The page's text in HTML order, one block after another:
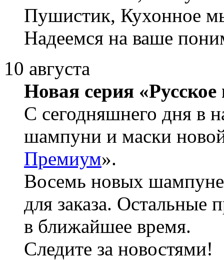
Пушистик, Кухонное
Надеемся на ваше
10 августа
Новая серия
С сегодняшнего дня в
шампуни и маски
Премиум».
Восемь новых
для заказа. Остальные
в ближайшее время.
Следите за новостями!